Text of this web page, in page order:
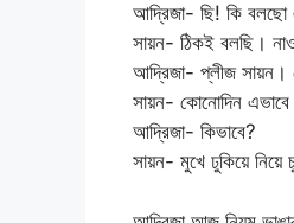
আদ্রিজা- ছি! কি
সায়ন- ঠিকই বলছি।
আদ্রিজা- প্লীজ সায়ন।
সায়ন- কোনোদিন
আদ্রিজা- কিভাবে?
সায়ন- মুখে ঢুকিয়ে